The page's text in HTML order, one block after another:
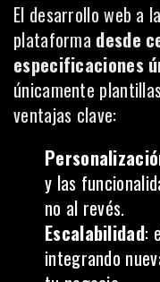
El desarrollo web a
plataforma desde
especificaciones
únicamente
ventajas clave:
y las
no al revés.
Escalabilidad:
integrando